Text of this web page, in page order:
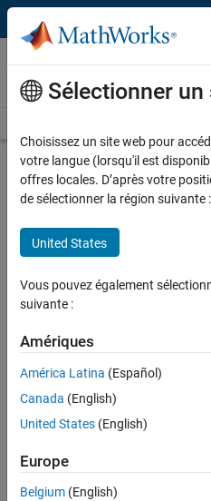
Passer au contenu
MATLAB and Simulink
Requirements
Product
Platform
Blockset
Windows,Linux
Product Requirements
Requires MATLAB
Requires Simulink
Simulink Coder required for
Embedded Coder required for
Sélectionner un
Choisissez un site web pour
votre langue (lorsqu'il est
offres locales. D’après votre
de sélectionner la région suivante :
United States
Vous pouvez également
suivante :
Amériques
América Latina (Español)
Canada (English)
United States (English)
Europe
Belgium (English)